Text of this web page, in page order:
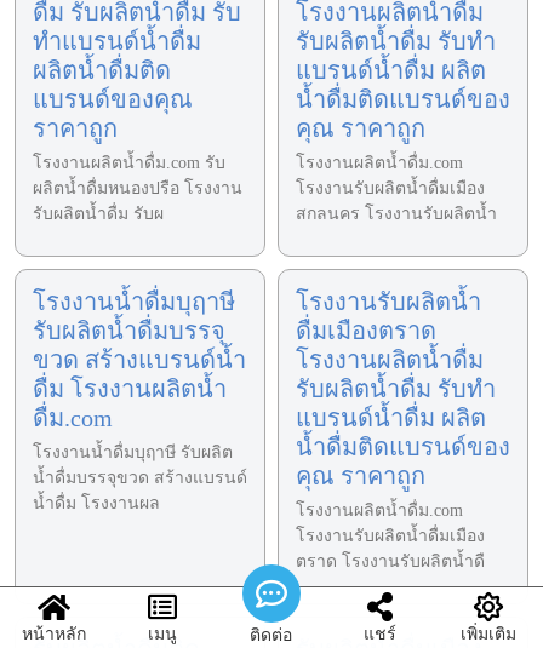
ดื่ม รับผลิตน้ำดื่ม รับ
ทำแบรนด์น้ำดื่ม
ผลิตน้ำดื่มติด
แบรนด์ของคุณ
ราคาถูก
โรงงานผลิตน้ำดื่ม.com รับ
ผลิตน้ำดื่มหนองปรือ โรงงาน
รับผลิตน้ำดื่ม รับผ
โรงงานผลิตน้ำดื่ม
รับผลิตน้ำดื่ม รับทำ
แบรนด์น้ำดื่ม ผลิต
น้ำดื่มติดแบรนด์ของ
คุณ ราคาถูก
โรงงานผลิตน้ำดื่ม.com
โรงงานรับผลิตน้ำดื่มเมือง
สกลนคร โรงงานรับผลิตน้ำ
โรงงานน้ำดื่มบุฤาษี
รับผลิตน้ำดื่มบรรจุ
ขวด สร้างแบรนด์น้ำ
ดื่ม โรงงานผลิตน้ำ
ดื่ม.com
โรงงานน้ำดื่มบุฤาษี รับผลิต
น้ำดื่มบรรจุขวด สร้างแบรนด์
น้ำดื่ม โรงงานผล
โรงงานรับผลิตน้ำ
ดื่มเมืองตราด
โรงงานผลิตน้ำดื่ม
รับผลิตน้ำดื่ม รับทำ
แบรนด์น้ำดื่ม ผลิต
น้ำดื่มติดแบรนด์ของ
คุณ ราคาถูก
โรงงานผลิตน้ำดื่ม.com
โรงงานรับผลิตน้ำดื่มเมือง
ตราด โรงงานรับผลิตน้ำดื
หน้าหลัก เมนู ติดต่อ แชร์ เพิ่มเติม